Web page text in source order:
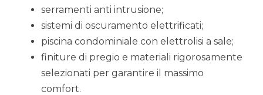
serramenti anti intrusione;
sistemi di oscuramento elettrificati;
piscina condominiale con elettrolisi a sale;
finiture di pregio e materiali rigorosamente
selezionati per garantire il massimo
comfort.